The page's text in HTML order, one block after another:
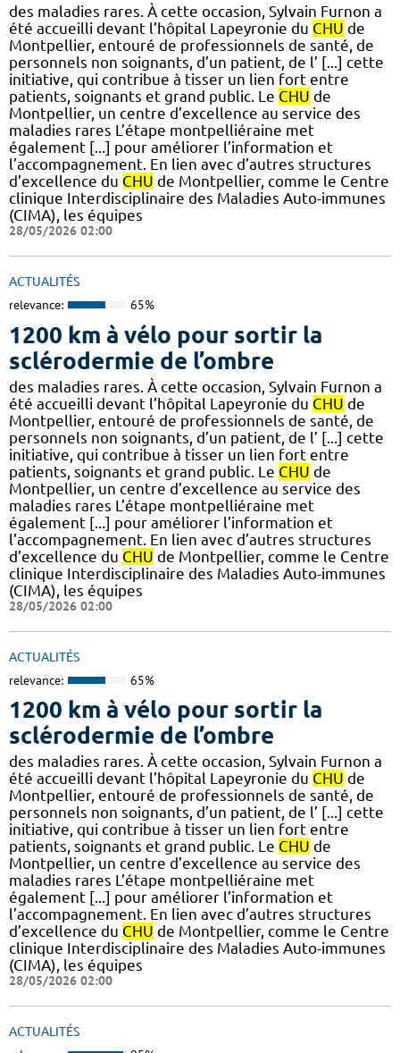
des maladies rares. À cette occasion, Sylvain Furnon a
été accueilli devant l’hôpital Lapeyronie du CHU de
Montpellier, entouré de professionnels de santé, de
personnels non soignants, d’un patient, de l’ [...] cette
initiative, qui contribue à tisser un lien fort entre
patients, soignants et grand public. Le CHU de
Montpellier, un centre d’excellence au service des
maladies rares L’étape montpelliéraine met
également [...] pour améliorer l’information et
l’accompagnement. En lien avec d’autres structures
d’excellence du CHU de Montpellier, comme le Centre
clinique Interdisciplinaire des Maladies Auto-immunes
(CIMA), les équipes
28/05/2026 02:00
ACTUALITÉS
relevance: 65%
1200 km à vélo pour sortir la
sclérodermie de l’ombre
des maladies rares. À cette occasion, Sylvain Furnon a
été accueilli devant l’hôpital Lapeyronie du CHU de
Montpellier, entouré de professionnels de santé, de
personnels non soignants, d’un patient, de l’ [...] cette
initiative, qui contribue à tisser un lien fort entre
patients, soignants et grand public. Le CHU de
Montpellier, un centre d’excellence au service des
maladies rares L’étape montpelliéraine met
également [...] pour améliorer l’information et
l’accompagnement. En lien avec d’autres structures
d’excellence du CHU de Montpellier, comme le Centre
clinique Interdisciplinaire des Maladies Auto-immunes
(CIMA), les équipes
28/05/2026 02:00
ACTUALITÉS
relevance: 65%
1200 km à vélo pour sortir la
sclérodermie de l’ombre
des maladies rares. À cette occasion, Sylvain Furnon a
été accueilli devant l’hôpital Lapeyronie du CHU de
Montpellier, entouré de professionnels de santé, de
personnels non soignants, d’un patient, de l’ [...] cette
initiative, qui contribue à tisser un lien fort entre
patients, soignants et grand public. Le CHU de
Montpellier, un centre d’excellence au service des
maladies rares L’étape montpelliéraine met
également [...] pour améliorer l’information et
l’accompagnement. En lien avec d’autres structures
d’excellence du CHU de Montpellier, comme le Centre
clinique Interdisciplinaire des Maladies Auto-immunes
(CIMA), les équipes
28/05/2026 02:00
ACTUALITÉS